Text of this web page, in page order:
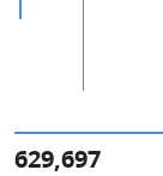
629,697